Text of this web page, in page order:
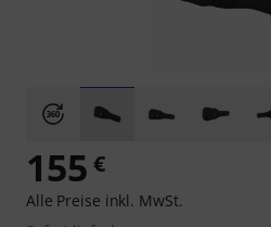
155 €
Alle Preise inkl. MwSt.